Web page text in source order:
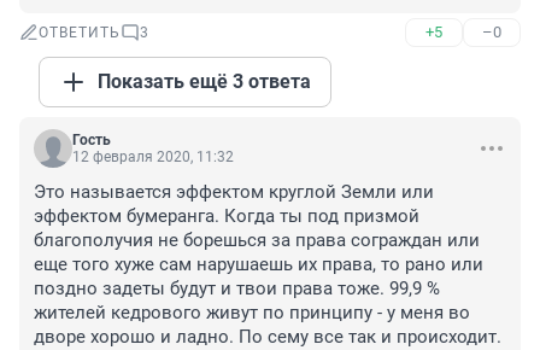
ОТВЕТИТЬ 3 +5 –0
Показать ещё 3 ответа
Гость
12 февраля 2020, 11:32
Это называется эффектом круглой Земли или
эффектом бумеранга. Когда ты под призмой
благополучия не борешься за права сограждан или
еще того хуже сам нарушаешь их права, то рано или
поздно задеты будут и твои права тоже. 99,9 %
жителей кедрового живут по принципу - у меня во
дворе хорошо и ладно. По сему все так и происходит.